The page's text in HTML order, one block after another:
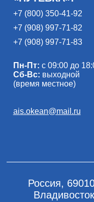
+7 (800) 350-41-92
+7 (908) 997-71-82
+7 (908) 997-71-83
Пн-Пт: с 09:00 до
Сб-Вс: выходной
(время местное)
ais.okean@mail.ru
Россия,